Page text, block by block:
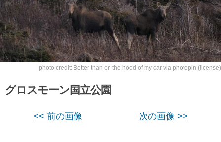
photo credit: Better than on the hood of my car via photopin (license)
グロスモーン国立公園
<< 前の画像 次の画像 >>